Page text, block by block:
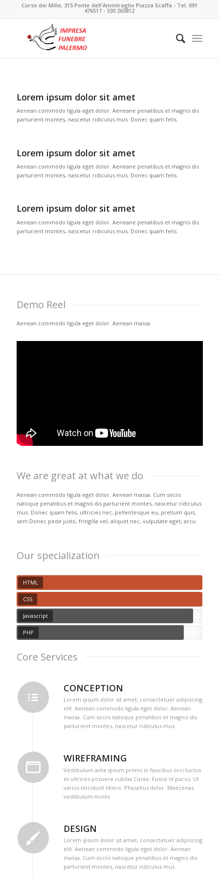
Corso dei Mille, 315 Ponte dell'Ammiraglio Piazza Scaffa - Tel. 091
476517 - 330 265812
Lorem ipsum dolor sit amet
Aenean commodo ligula eget dolor. Aeneane penatibus et magnis dis
parturient montes, nascetur ridiculus mus. Donec quam felis.
Lorem ipsum dolor sit amet
Aenean commodo ligula eget dolor. Aeneane penatibus et magnis dis
parturient montes, nascetur ridiculus mus. Donec quam felis.
Lorem ipsum dolor sit amet
Aenean commodo ligula eget dolor. Aeneane penatibus et magnis dis
parturient montes, nascetur ridiculus mus. Donec quam felis.
Demo Reel
Aenean commodo ligula eget dolor. Aenean massa.
We are great at what we do
Aenean commodo ligula eget dolor. Aenean massa. Cum sociis
natoque penatibus et magnis dis parturient montes, nascetur ridiculus
mus. Donec quam felis, ultricies nec, pellentesque eu, pretium quis,
sem.Donec pede justo, fringilla vel, aliquet nec, vulputate eget, arcu.
Our specialization
HTML
CSS
Javascript
PHP
Core Services
CONCEPTION
Lorem ipsum dolor sit amet, consectetuer adipiscing
elit. Aenean commodo ligula eget dolor. Aenean
massa. Cum sociis natoque penatibus et magnis dis
parturient montes, nascetur ridiculus mus.
WIREFRAMING
Vestibulum ante ipsum primis in faucibus orci luctus
et ultrices posuere cubilia Curae; Fusce id purus. Ut
varius tincidunt libero. Phasellus dolor. Maecenas
vestibulum mollis
DESIGN
Lorem ipsum dolor sit amet, consectetuer adipiscing
elit. Aenean commodo ligula eget dolor. Aenean
massa. Cum sociis natoque penatibus et magnis dis
parturient montes, nascetur ridiculus mus.